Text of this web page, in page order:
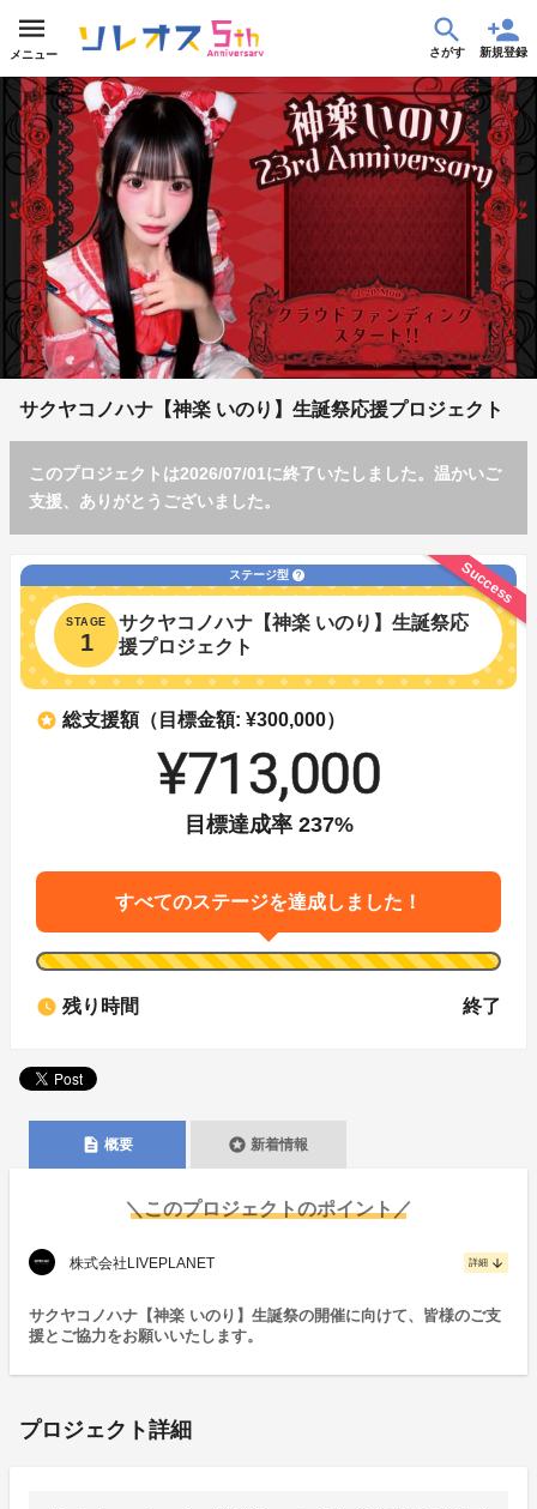
メニュー さがす 新規登録
サクヤコノハナ【神楽 いのり】生誕祭応援プロジェクト
このプロジェクトは2026/07/01に終了いたしました。温かいご
支援、ありがとうございました。
Success
ステージ型 help
STAGE
1
サクヤコノハナ【神楽 いのり】生誕祭応
援プロジェクト
stars 総支援額（目標金額: ¥300,000）
¥713,000
目標達成率 237%
すべてのステージを達成しました！
watch_later 残り時間 終了
description 概要 stars 新着情報
＼このプロジェクトのポイント／
株式会社LIVEPLANET 詳細 arrow_downward
サクヤコノハナ【神楽 いのり】生誕祭の開催に向けて、皆様のご支
援とご協力をお願いいたします。
プロジェクト詳細